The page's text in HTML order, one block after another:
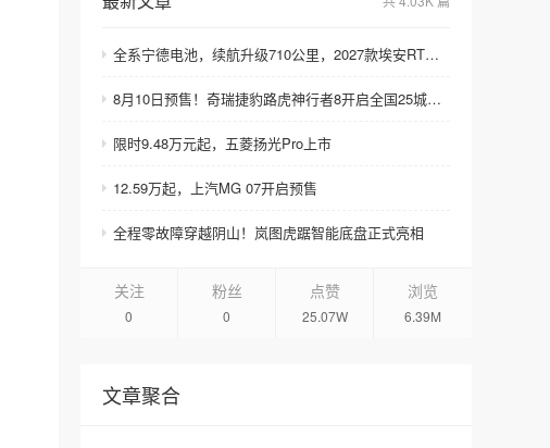
全系宁德电池，续航升级710公里，2027款埃安RT上市，9.98万元起售
8月10日预售！奇瑞捷豹路虎神行者8开启全国25城巡展
限时9.48万元起，五菱扬光Pro上市
12.59万起，上汽MG 07开启预售
全程零故障穿越阴山！岚图虎踞智能底盘正式亮相
关注
0
粉丝
0
点赞
25.07W
浏览
6.39M
文章聚合